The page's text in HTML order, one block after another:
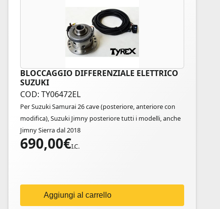
BLOCCAGGIO DIFFERENZIALE ELETTRICO
SUZUKI
COD: TY06472EL
Per Suzuki Samurai 26 cave (posteriore, anteriore con
modifica), Suzuki Jimny posteriore tutti i modelli, anche
Jimny Sierra dal 2018
690,00€I.C.
Aggiungi al carrello